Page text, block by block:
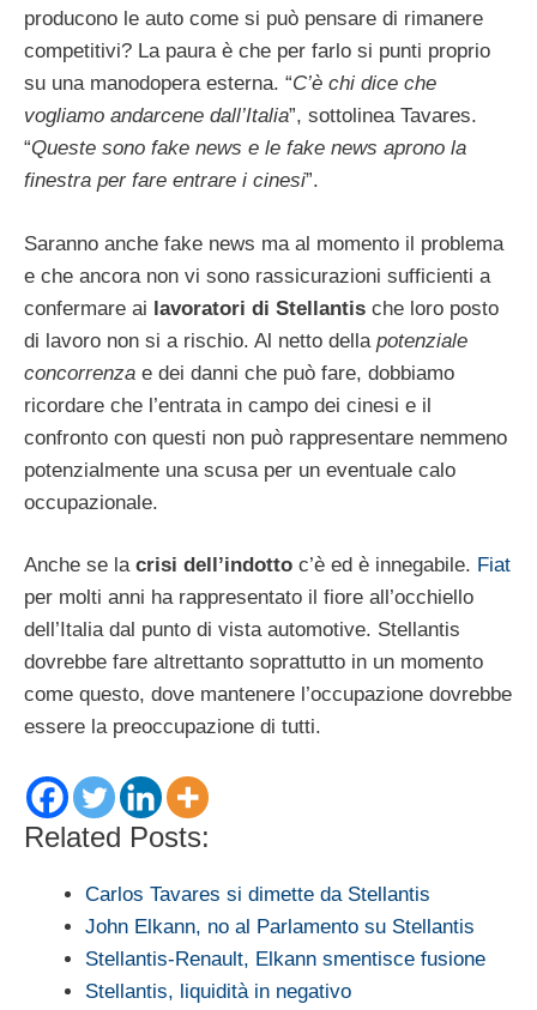
producono le auto come si può pensare di rimanere
competitivi? La paura è che per farlo si punti proprio
su una manodopera esterna. “C’è chi dice che
vogliamo andarcene dall’Italia”, sottolinea Tavares.
“Queste sono fake news e le fake news aprono la
finestra per fare entrare i cinesi”.
Saranno anche fake news ma al momento il problema
e che ancora non vi sono rassicurazioni sufficienti a
confermare ai lavoratori di Stellantis che loro posto
di lavoro non si a rischio. Al netto della potenziale
concorrenza e dei danni che può fare, dobbiamo
ricordare che l’entrata in campo dei cinesi e il
confronto con questi non può rappresentare nemmeno
potenzialmente una scusa per un eventuale calo
occupazionale.
Anche se la crisi dell’indotto c’è ed è innegabile. Fiat
per molti anni ha rappresentato il fiore all’occhiello
dell’Italia dal punto di vista automotive. Stellantis
dovrebbe fare altrettanto soprattutto in un momento
come questo, dove mantenere l’occupazione dovrebbe
essere la preoccupazione di tutti.
Related Posts:
Carlos Tavares si dimette da Stellantis
John Elkann, no al Parlamento su Stellantis
Stellantis-Renault, Elkann smentisce fusione
Stellantis, liquidità in negativo